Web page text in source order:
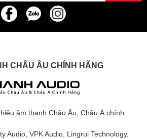
CHÂU ÂU CHÍNH HÃNG
âm thanh Châu Âu, Châu Á chính
Audio, VPK Audio, Lingrui Technology,